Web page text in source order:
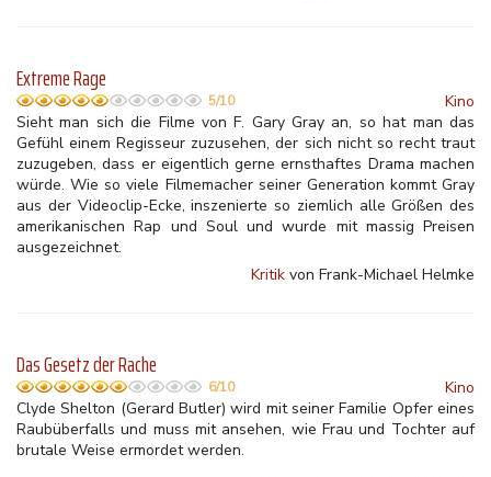
Extreme Rage
5/10
Kino
Sieht man sich die Filme von F. Gary Gray an, so hat man das
Gefühl einem Regisseur zuzusehen, der sich nicht so recht traut
zuzugeben, dass er eigentlich gerne ernsthaftes Drama machen
würde. Wie so viele Filmemacher seiner Generation kommt Gray
aus der Videoclip-Ecke, inszenierte so ziemlich alle Größen des
amerikanischen Rap und Soul und wurde mit massig Preisen
ausgezeichnet.
Kritik von Frank-Michael Helmke
Das Gesetz der Rache
6/10
Kino
Clyde Shelton (Gerard Butler) wird mit seiner Familie Opfer eines
Raubüberfalls und muss mit ansehen, wie Frau und Tochter auf
brutale Weise ermordet werden.